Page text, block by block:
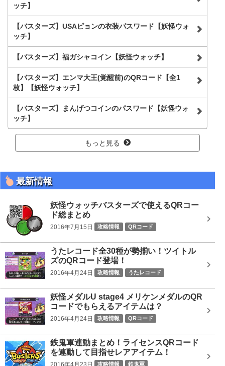
ッチ】
【バスターズ】USAピョンの衣装パスワード【妖怪ウォ
ッチ】
【バスターズ】福ガシャコイン【妖怪ウォッチ】
【バスターズ】エンマ大王(覚醒前)のQRコード【全1
枚】【妖怪ウォッチ】
【バスターズ】まんげつコインのパスワード【妖怪ウォ
ッチ】
もっと見る
最新情報
妖怪ウォッチバスターズで使えるQRコー
ド総まとめ
2016年7月15日 攻略情報 QRコード
うたレコード全30種が勢揃い！ツイトル
ズのQRコード登場！
2016年4月24日 攻略情報 うたレコード
妖怪メダルU stage4 メリケンメダルのQR
コードでもらえるアイテムは？
2016年4月24日 攻略情報 QRコード
鉄鬼軍連動まとめ！ライセンスQRコード
を連動して目指せレアアイテム！
2016年4月23日 攻略情報 鉄鬼軍